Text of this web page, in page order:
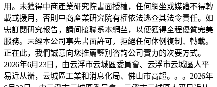
用。未獲得中商產業研究院書面授權，任何網坐或媒體不得轉
載或援用，否則中商產業研究院有權依法逃查其法令責任。如
需訂閱研究報告，請间接聯系本網坐，以便獲得全程優質完美
服務。未經本公司事先書面許可，拒絕任何体例復制、轉載。
正在此，我們誠意向您推薦鑒別咨詢公司實力的次要方式。
2026年6月23日，由云浮市云城區委員會、云浮市云城區人平
易近从辦，云城區工業和消息化局、佛山市高超。。。2026年